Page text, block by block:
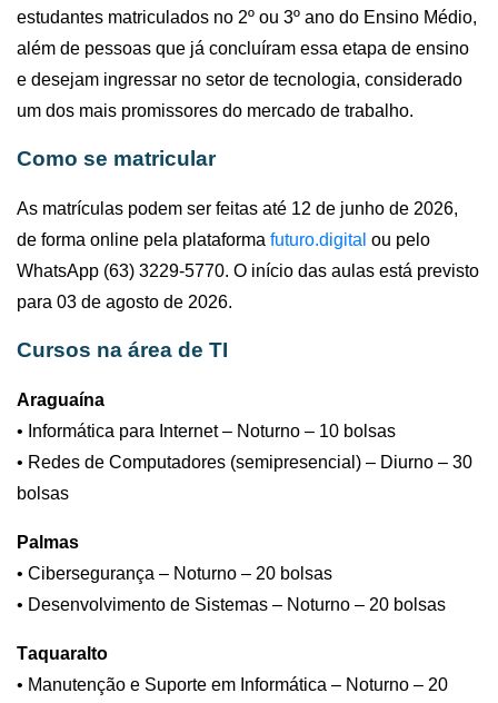
estudantes matriculados no 2º ou 3º ano do Ensino Médio,
além de pessoas que já concluíram essa etapa de ensino
e desejam ingressar no setor de tecnologia, considerado
um dos mais promissores do mercado de trabalho.
Como se matricular
As matrículas podem ser feitas até 12 de junho de 2026,
de forma online pela plataforma futuro.digital ou pelo
WhatsApp (63) 3229-5770. O início das aulas está previsto
para 03 de agosto de 2026.
Cursos na área de TI
Araguaína
• Informática para Internet – Noturno – 10 bolsas
• Redes de Computadores (semipresencial) – Diurno – 30
bolsas
Palmas
• Cibersegurança – Noturno – 20 bolsas
• Desenvolvimento de Sistemas – Noturno – 20 bolsas
Taquaralto
• Manutenção e Suporte em Informática – Noturno – 20